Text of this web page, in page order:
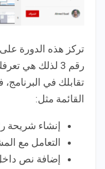
تركز هذه الدورة
رقم 3 لذلك هي
تقابلك في
القائمة مثل:
إنشاء شريحة
التعامل مع
إضافة نص